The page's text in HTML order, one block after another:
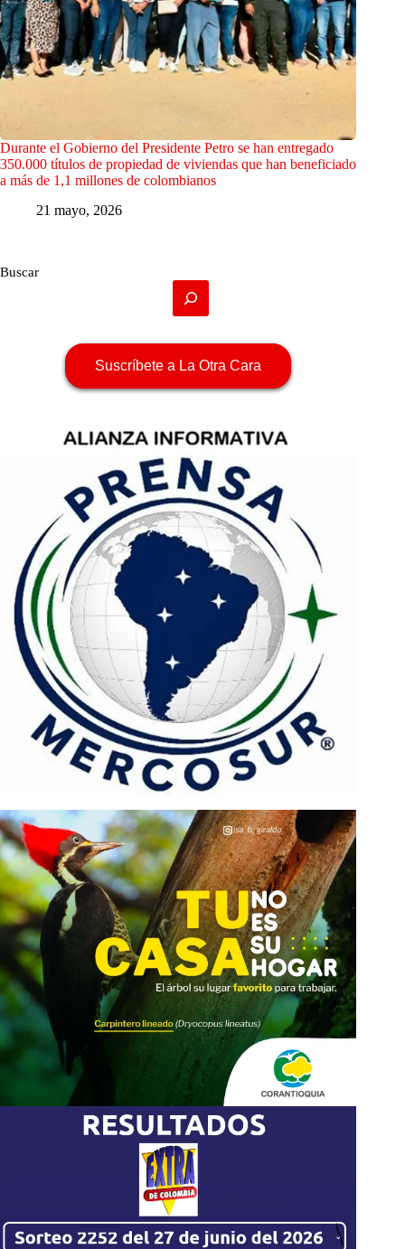
Durante el Gobierno del Presidente Petro se han entregado
350.000 títulos de propiedad de viviendas que han beneficiado
a más de 1,1 millones de colombianos
21 mayo, 2026
Buscar
Suscríbete a La Otra Cara